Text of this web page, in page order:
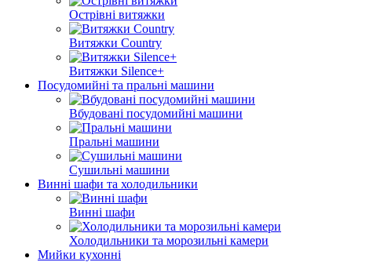
Острівні витяжки
Витяжки Country
Витяжки Silence+
Посудомийні та пральні машини
Вбудовані посудомийні машини
Пральні машини
Сушильні машини
Винні шафи та холодильники
Винні шафи
Холодильники та морозильні камери
Мийки кухонні